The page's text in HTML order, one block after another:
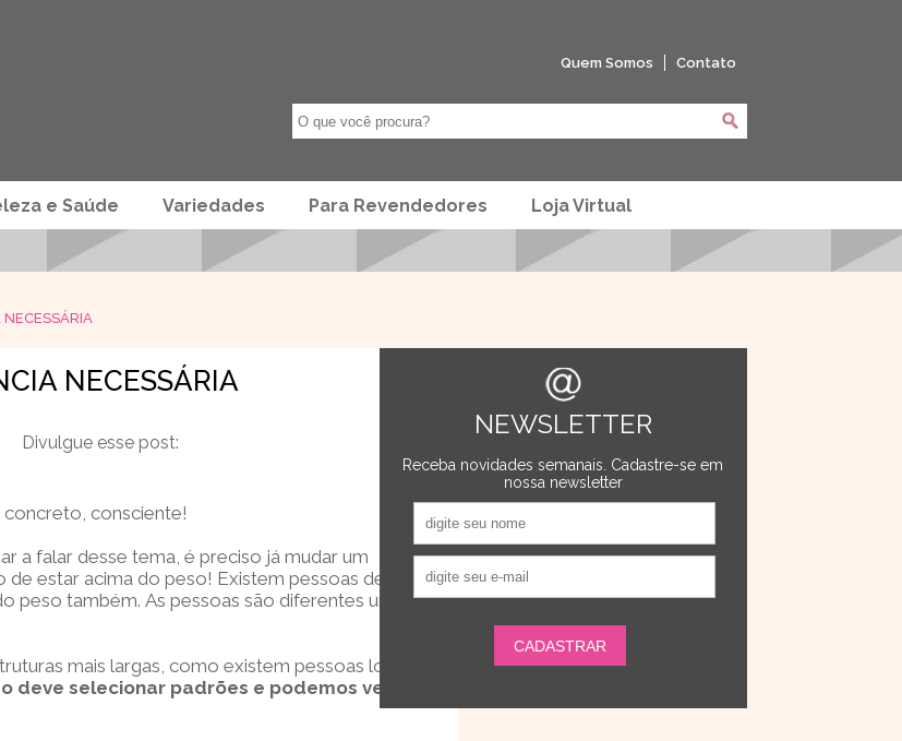
Quem Somos Contato
e Saúde Variedades Para Revendedores Loja Virtual
NECESSÁRIA
Divulgue esse post:
concreto, consciente!
a falar desse tema, é preciso já mudar um
estar acima do peso! Existem pessoas de
também. As pessoas são diferentes umas
mais largas, como existem pessoas loiras
deve selecionar padrões e podemos ver
NEWSLETTER
Receba novidades semanais. Cadastre-se em
nossa newsletter